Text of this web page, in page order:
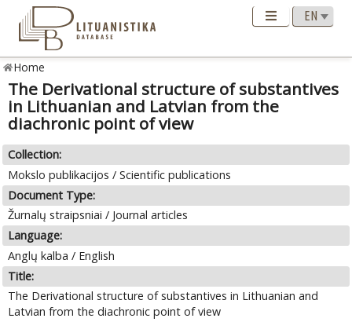
Home
The Derivational structure of substantives
in Lithuanian and Latvian from the
diachronic point of view
Collection:
Mokslo publikacijos / Scientific publications
Document Type:
Žurnalų straipsniai / Journal articles
Language:
Anglų kalba / English
Title:
The Derivational structure of substantives in Lithuanian and
Latvian from the diachronic point of view